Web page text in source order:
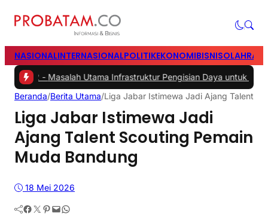
NASIONALINTERNASIONALPOLITIKEKONOMIBISNIS
Masalah Utama Infrastruktur Pengisian Daya untuk Mobil Listrik
Beranda/Berita Utama/Liga Jabar Istimewa Jadi Ajang Talent
Liga Jabar Istimewa Jadi
Ajang Talent Scouting Pemain
Muda Bandung
18 Mei 2026
Facebook Twitter Pinterest Mail WhatsApp